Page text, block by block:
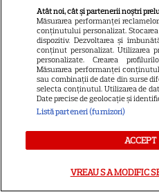
ALTE
PRIME
Atât noi, cât și partenerii noștri
Măsurarea performanței
conținutului personalizat.
dispozitiv. Dezvoltarea și
conținut personalizat. Utilizarea
personalizate. Crearea
Măsurarea performanței
sau combinații de date din surse
selecta conținutul. Utilizarea de
Date precise de geolocație și
Listă parteneri (furnizori)
ACCEPT
VREAU SA MODIFIC